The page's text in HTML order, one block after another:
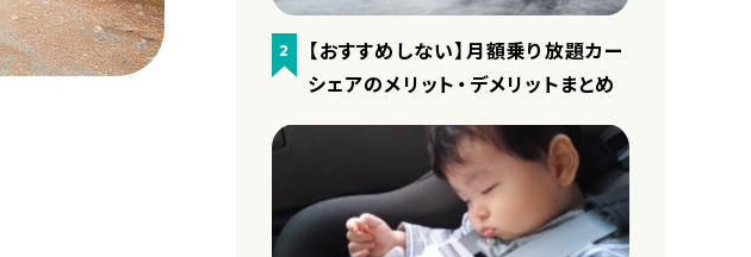
2
【おすすめしない】月額乗り放題カー
シェアのメリット・デメリットまとめ